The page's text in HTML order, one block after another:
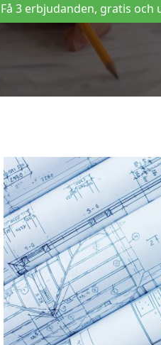
Få 3 erbjudanden, gratis